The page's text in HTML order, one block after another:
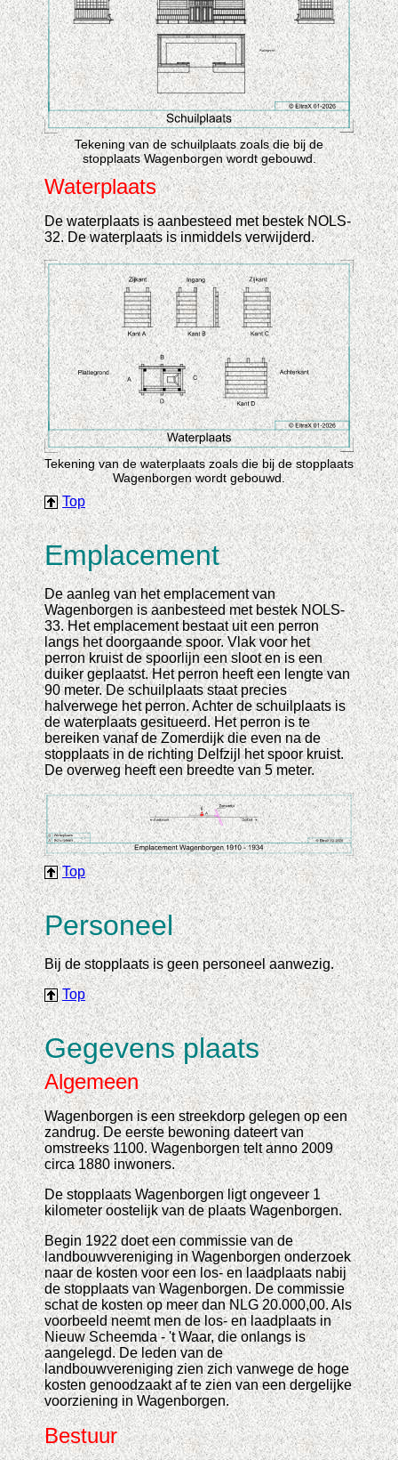
Tekening van de schuilplaats zoals die bij de
stopplaats Wagenborgen wordt gebouwd.
Waterplaats
De waterplaats is aanbesteed met bestek NOLS-
32. De waterplaats is inmiddels verwijderd.
Tekening van de waterplaats zoals die bij de stopplaats
Wagenborgen wordt gebouwd.
Top
Emplacement
De aanleg van het emplacement van
Wagenborgen is aanbesteed met bestek NOLS-
33. Het emplacement bestaat uit een perron
langs het doorgaande spoor. Vlak voor het
perron kruist de spoorlijn een sloot en is een
duiker geplaatst. Het perron heeft een lengte van
90 meter. De schuilplaats staat precies
halverwege het perron. Achter de schuilplaats is
de waterplaats gesitueerd. Het perron is te
bereiken vanaf de Zomerdijk die even na de
stopplaats in de richting Delfzijl het spoor kruist.
De overweg heeft een breedte van 5 meter.
Top
Personeel
Bij de stopplaats is geen personeel aanwezig.
Top
Gegevens plaats
Algemeen
Wagenborgen is een streekdorp gelegen op een
zandrug. De eerste bewoning dateert van
omstreeks 1100. Wagenborgen telt anno 2009
circa 1880 inwoners.
De stopplaats Wagenborgen ligt ongeveer 1
kilometer oostelijk van de plaats Wagenborgen.
Begin 1922 doet een commissie van de
landbouwvereniging in Wagenborgen onderzoek
naar de kosten voor een los- en laadplaats nabij
de stopplaats van Wagenborgen. De commissie
schat de kosten op meer dan NLG 20.000,00. Als
voorbeeld neemt men de los- en laadplaats in
Nieuw Scheemda - 't Waar, die onlangs is
aangelegd. De leden van de
landbouwvereniging zien zich vanwege de hoge
kosten genoodzaakt af te zien van een dergelijke
voorziening in Wagenborgen.
Bestuur